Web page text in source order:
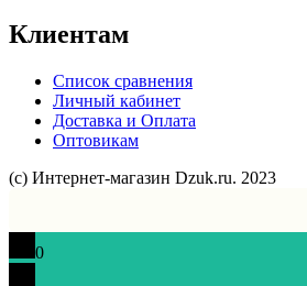
Клиентам
Список сравнения
Личный кабинет
Доставка и Оплата
Оптовикам
(с) Интернет-магазин Dzuk.ru. 2023
0